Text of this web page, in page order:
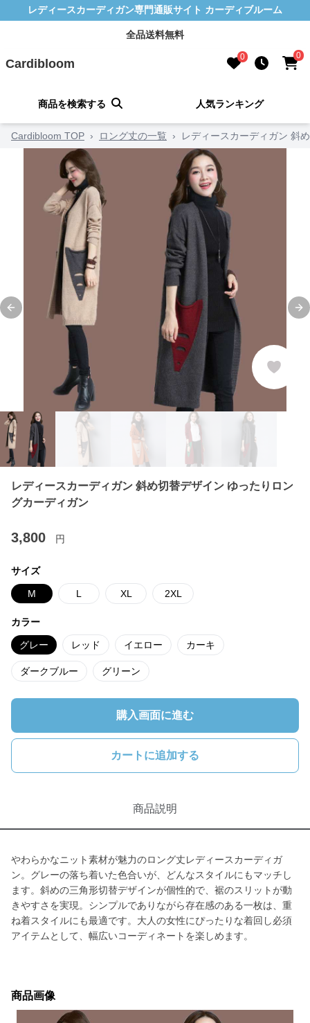
レディースカーディガン専門通販サイト カーディブルーム
全品送料無料
Cardibloom 0 0
商品を検索する 人気ランキング
Cardibloom TOP › ロング丈の一覧 › レディースカーディガン 斜
Previous slide
レディースカーディガン 斜め切替デザイン ゆったりロン
グカーディガン
3,800 円
サイズ
M L XL 2XL
カラー
グレー レッド イエロー カーキ
ダークブルー グリーン
購入画面に進む
カートに追加する
商品説明
やわらかなニット素材が魅力のロング丈レディースカーディガ
ン。グレーの落ち着いた色合いが、どんなスタイルにもマッチし
ます。斜めの三角形切替デザインが個性的で、裾のスリットが動
きやすさを実現。シンプルでありながら存在感のある一枚は、重
ね着スタイルにも最適です。大人の女性にぴったりな着回し必須
アイテムとして、幅広いコーディネートを楽しめます。
商品画像